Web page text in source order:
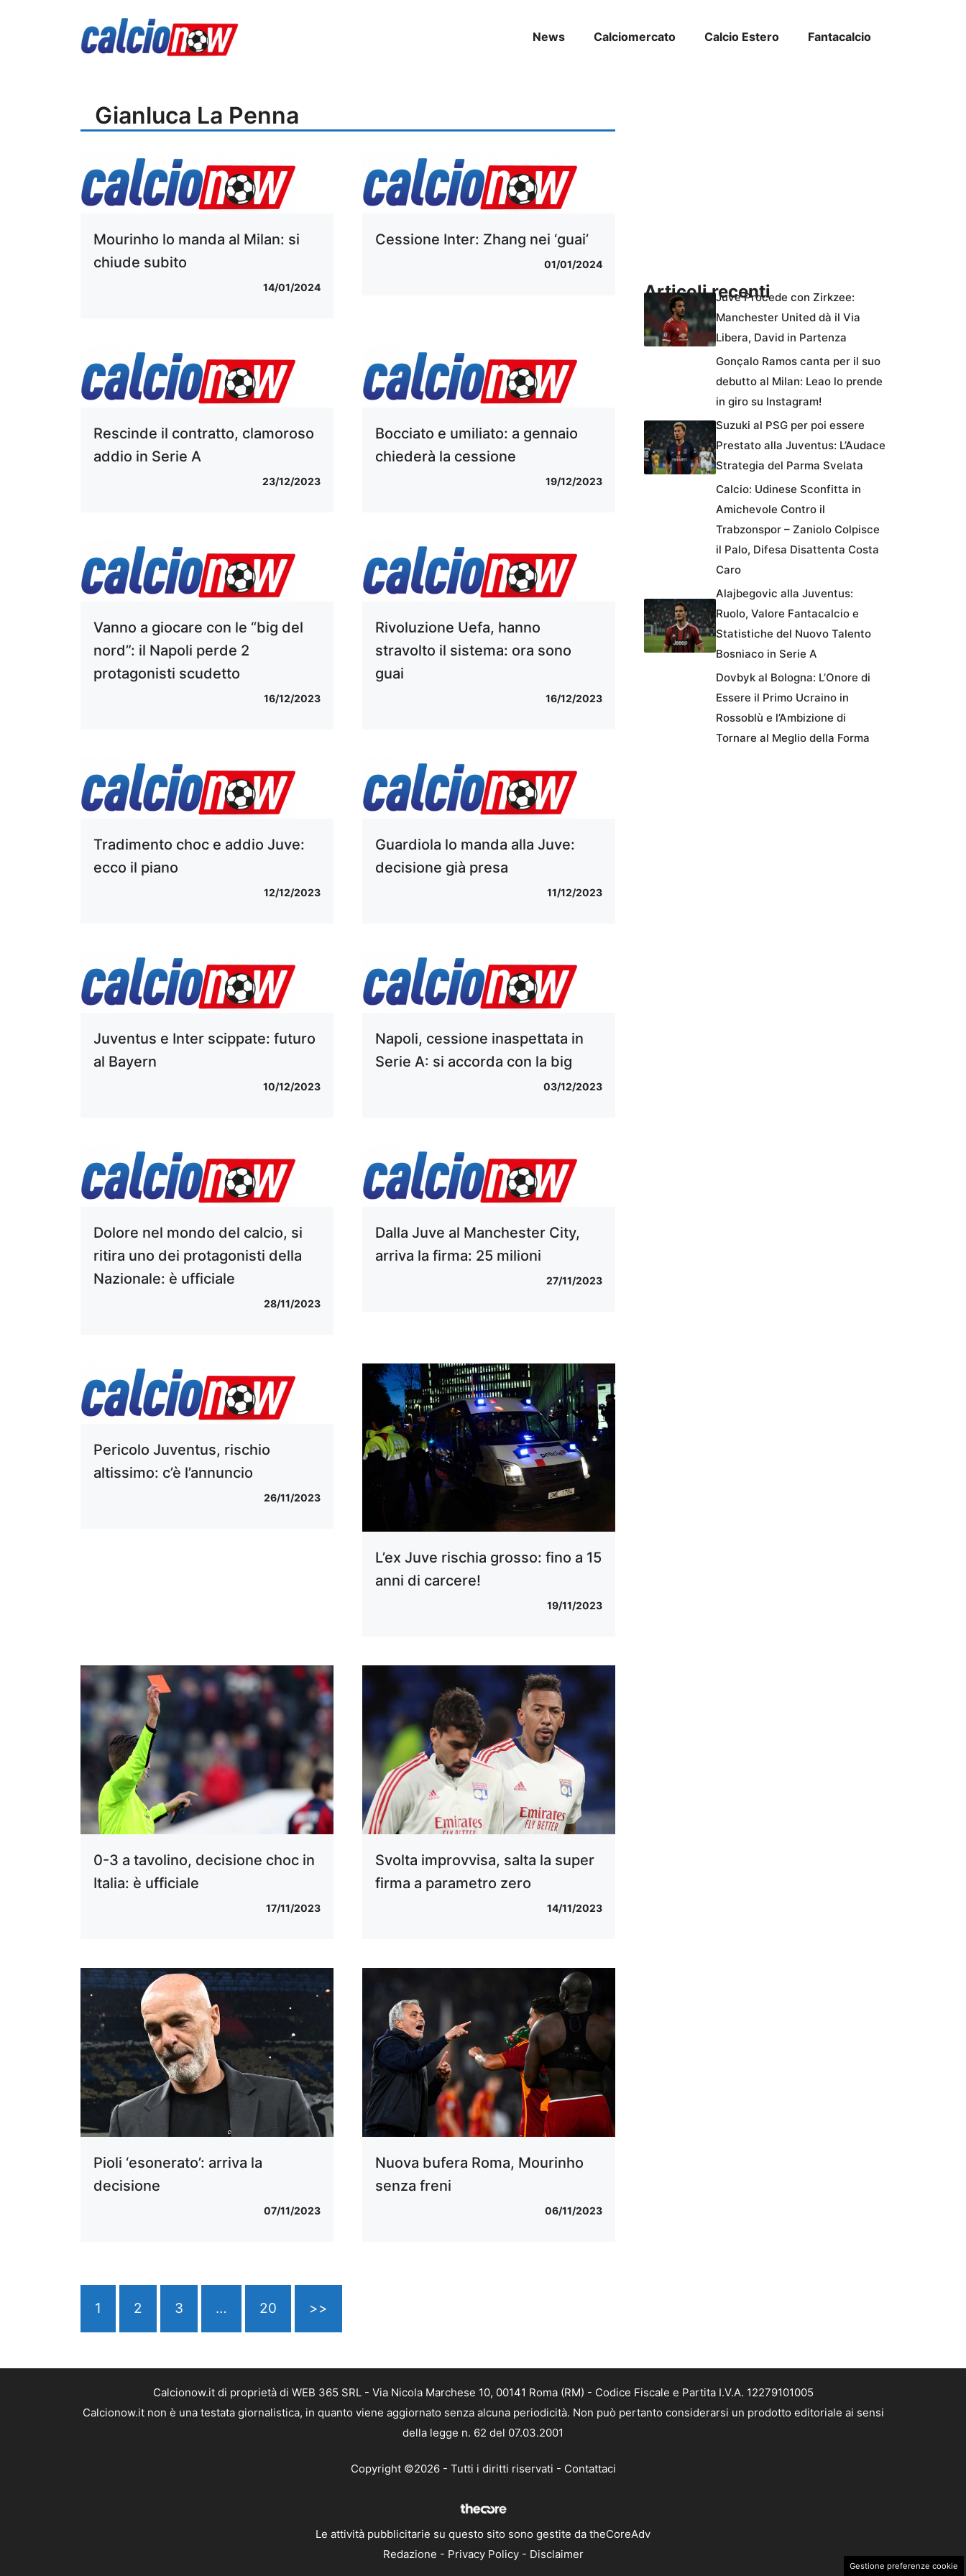
News Calciomercato Calcio Estero Fantacalcio
Gianluca La Penna
Mourinho lo manda al Milan: si
chiude subito
14/01/2024
Cessione Inter: Zhang nei ‘guai’
01/01/2024
Rescinde il contratto, clamoroso
addio in Serie A
23/12/2023
Bocciato e umiliato: a gennaio
chiederà la cessione
19/12/2023
Vanno a giocare con le “big del
nord”: il Napoli perde 2
protagonisti scudetto
16/12/2023
Rivoluzione Uefa, hanno
stravolto il sistema: ora sono
guai
16/12/2023
Tradimento choc e addio Juve:
ecco il piano
12/12/2023
Guardiola lo manda alla Juve:
decisione già presa
11/12/2023
Juventus e Inter scippate: futuro
al Bayern
10/12/2023
Napoli, cessione inaspettata in
Serie A: si accorda con la big
03/12/2023
Dolore nel mondo del calcio, si
ritira uno dei protagonisti della
Nazionale: è ufficiale
28/11/2023
Dalla Juve al Manchester City,
arriva la firma: 25 milioni
27/11/2023
Pericolo Juventus, rischio
altissimo: c’è l’annuncio
26/11/2023
L’ex Juve rischia grosso: fino a 15
anni di carcere!
19/11/2023
0-3 a tavolino, decisione choc in
Italia: è ufficiale
17/11/2023
Svolta improvvisa, salta la super
firma a parametro zero
14/11/2023
Pioli ‘esonerato’: arriva la
decisione
07/11/2023
Nuova bufera Roma, Mourinho
senza freni
06/11/2023
1 2 3 … 20 >>
Articoli recentiJuve Procede con Zirkzee:
Manchester United dà il Via
Libera, David in Partenza
Gonçalo Ramos canta per il suo
debutto al Milan: Leao lo prende
in giro su Instagram!
Suzuki al PSG per poi essere
Prestato alla Juventus: L’Audace
Strategia del Parma Svelata
Calcio: Udinese Sconfitta in
Amichevole Contro il
Trabzonspor – Zaniolo Colpisce
il Palo, Difesa Disattenta Costa
Caro
Alajbegovic alla Juventus:
Ruolo, Valore Fantacalcio e
Statistiche del Nuovo Talento
Bosniaco in Serie A
Dovbyk al Bologna: L’Onore di
Essere il Primo Ucraino in
Rossoblù e l’Ambizione di
Tornare al Meglio della Forma
Calcionow.it di proprietà di WEB 365 SRL - Via Nicola Marchese 10, 00141 Roma (RM) - Codice Fiscale e Partita I.V.A. 12279101005
Calcionow.it non è una testata giornalistica, in quanto viene aggiornato senza alcuna periodicità. Non può pertanto considerarsi un prodotto editoriale ai sensi
della legge n. 62 del 07.03.2001
Copyright ©2026 - Tutti i diritti riservati - Contattaci
Le attività pubblicitarie su questo sito sono gestite da theCoreAdv
Redazione - Privacy Policy- Disclaimer
Gestione preferenze cookie